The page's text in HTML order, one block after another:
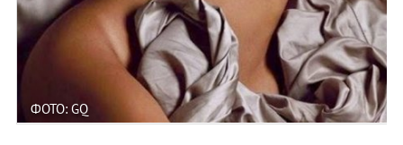
ФОТО: GQ